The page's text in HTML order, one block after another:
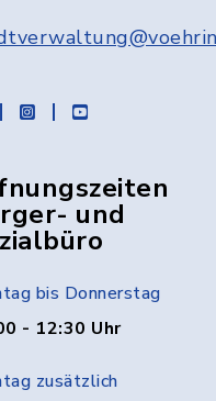
instagramyoutube
und
bis Donnerstag
- 12:30 Uhr
zusätzlich